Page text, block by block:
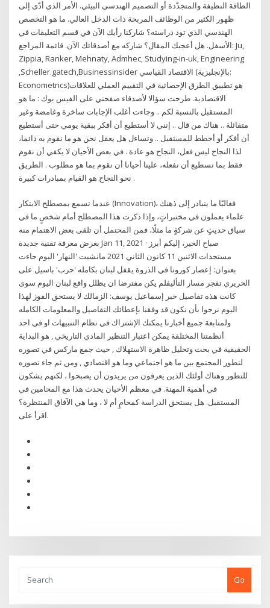
الطاقة النظيفة والمتجدّدة أو التصميم الهندسي البيئي. الأمر الذي أدّى إلى
ظهور الكثير من الوظائف المربحة ذات الدخل العالي. ما هو التخصص
الهندسي الذي تود دراسته؟ شاركنا رأيك الآن في قسم التعليقات في
الأسفل. هل أعجبك المقال؟ شاركه مع أصدقائك الآن. قائمة المراجع: Ju,
Zippia, Ranker, Mehnaty, Admhec, Studying-in-uk, Engineering
,Scheller.gatech,Businessinsider الاقتصاد القياسي (بالإنجليزية:
Econometrics)‏ هو تطبيق الطرق الإحصائية في التقييم العملي للعلاقات
الاقتصادية. طرحت سؤالا لأصدقاء صفحتي على الفيس بوك : ما هو
المستقبل بالنسبة لكم .. وجاءت أغلب الإجابات ساخرة وغامضة وغير
متفائلة .. هناك من قال .. إنني لا أستطيع أن أفكر ببقية يومي حتى أستطيع
أن أفكر أو أخطط للمستقبل .. وتساءل هل يعقل نحن هو ما نقوم به دائما،
لذا النجاح ليس فعل، النجاح هو عادة . في بعض الأحيان لا يكفي أن نقوم
فقط بما نسطيع أن نفعله، علينا أحيانا أن نقوم بما هو مطلوب . الطريق
نحو النجاح هو القيام بمبادرات كبيرة .
عندما تسمع بمصطلح الابتكار (Innovation)، فغالبًا ما يتبادر إلى ذهنك
علماء يعملون في مختبراتٍ، وإذا ذكرت هذا المصطلح أمام شخصٍ ما في
سياق حديثٍ عن شركةٍ ما مثلًا، فمن المحتمل أن تلقى بعض الاهتمام منه
بغرض معرفة تقنية جديدة Jan 11, 2021 · صباح الخير، إليكم أبرز
مستجدات الاثنين 11 كانون الثاني 2021 مانشيت 'النهار' اليوم جاءت
بعنوان: إعصار كورونا في الذروة يقفل لبنان بكامله 'حرب' باسيل على
الحريري تفجر مسار التأليفلم يكن مفترضا ان يظلل واقع لبنان اليوم سوى
كانت هذه تفاصيل خبر إسماعيل يوسف: الزمالك لا يستحق الفوز لهذا
اليوم نرجوا بأن نكون قد وفقنا بإعطائك التفاصيل والمعلومات الكامله
ولمتابعة جميع أخبارنا يمكنك الإشتراك في نظام التنبيهات او في احد
أنظمتنا المختلفة يمكن اعتبار التنظير المادي التاريخي , هو البداية
الحقيقية في بحث وتحليل ظاهرة الاستهلاك , حيث جمع ماركس في تصوره
لتطور المجتمع بين ما هو اجتماعي وما هو اقتصادي , ومن ثم جاء تصوره
للتطور وهناك أولئك الذين يعرفون من يريدون أن يصبحوا ، لكنهم يشكون
في أهمية المهنة. في معظم الأحيان يحدث هذا مع المحامين في
المستقبل. هل يستحق الدراسة كمحامٍ أم لا ، وما هي الآفاق المنتظرة؟
اقرأ على.
Go